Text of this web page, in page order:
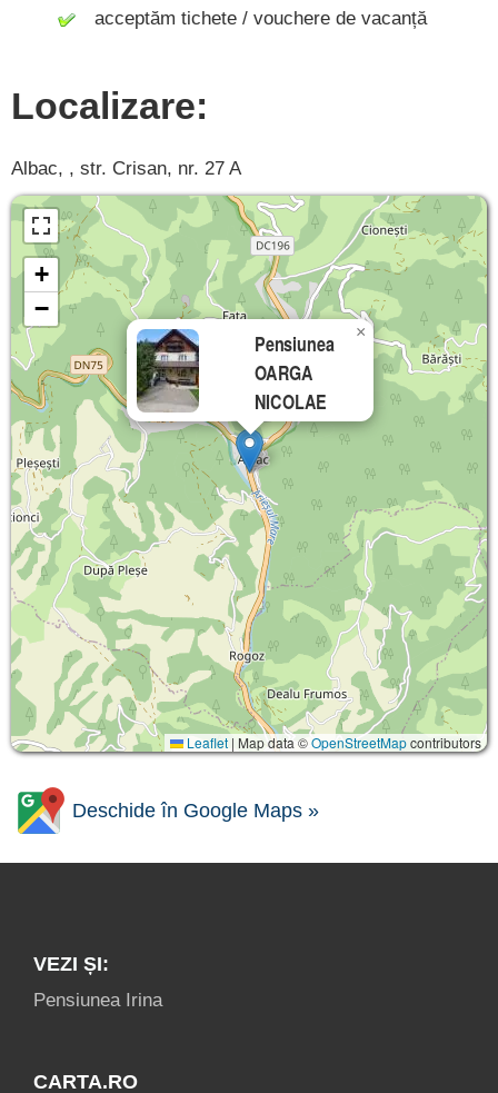
acceptăm tichete / vouchere de vacanță
Localizare:
Albac, , str. Crisan, nr. 27 A
Pensiunea
OARGA
NICOLAE
×
+
−
Leaflet | Map data ©OpenStreetMapcontributors
Deschide în Google Maps »
VEZI ȘI:
Pensiunea Irina
CARTA.RO